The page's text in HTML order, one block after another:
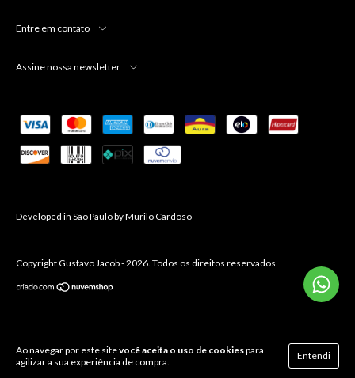
Ao navegar por este sitevocê aceita o uso de cookiespara
agilizar a sua experiência de compra.
Entendi
Entre em contato
Assine nossa newsletter
Developed in São Paulo byMurilo Cardoso
Copyright Gustavo Jacob - 2026. Todos os direitos reservados.